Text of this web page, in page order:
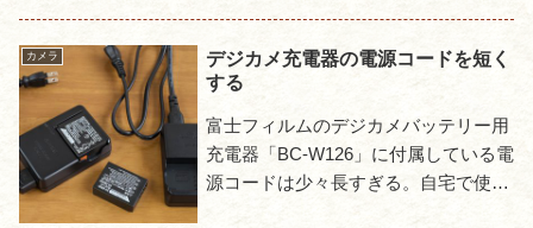
その辺りの問題について、非常...
カメラ
デジカメ充電器の電源コードを短く
する
富士フィルムのデジカメバッテリー用
充電器「BC-W126」に付属している電
源コードは少々長すぎる。自宅で使う